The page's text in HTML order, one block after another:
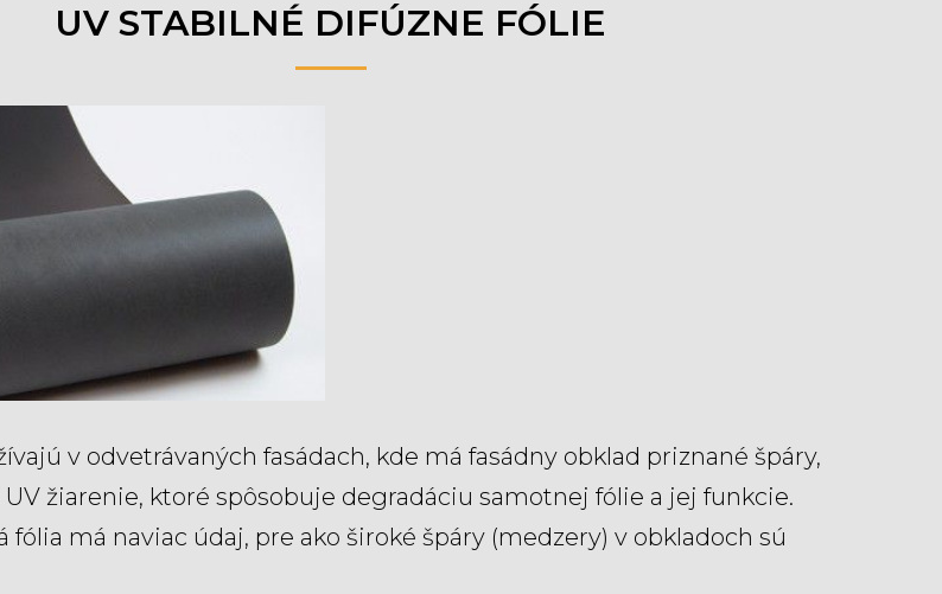
UV STABILNÉ DIFÚZNE FÓLIE
v odvetrávaných fasádach, kde má fasádny obklad priznané špáry,
žiarenie, ktoré spôsobuje degradáciu samotnej fólie a jej funkcie.
fólia má naviac údaj, pre ako široké špáry (medzery) v obkladoch sú